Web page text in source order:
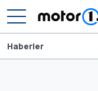
Haberler